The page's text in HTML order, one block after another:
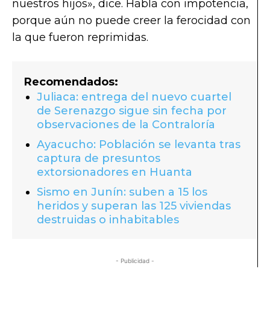
nuestros hijos», dice. Habla con impotencia,
porque aún no puede creer la ferocidad con
la que fueron reprimidas.
Recomendados:
Juliaca: entrega del nuevo cuartel
de Serenazgo sigue sin fecha por
observaciones de la Contraloría
Ayacucho: Población se levanta tras
captura de presuntos
extorsionadores en Huanta
Sismo en Junín: suben a 15 los
heridos y superan las 125 viviendas
destruidas o inhabitables
- Publicidad -